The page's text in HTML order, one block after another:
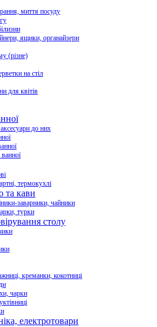
миття посуду
ящики, органайзери
(різне)
на стіл
для квітів
до них
термокухлі
та кави
заварники, чайники
турки
столу
креманки, кокотниці
чарки
електротовари